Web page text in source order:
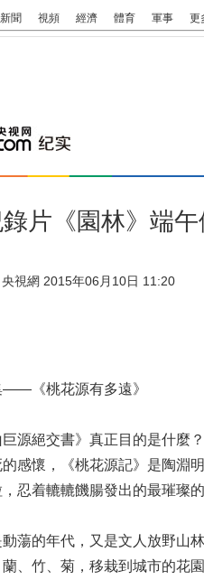
新聞 視頻 經濟 體育 軍事 更
片《園林》端
央視網 2015年06月10日 11:20
——《桃花源有多遠》
巨源絕交書》真正目的是什麼
感懷，《桃花源記》是陶淵
忍着轆轆饑腸發出的最璀璨的
蕩的年代，又是文人放野山
、竹、菊，移栽到城市的花